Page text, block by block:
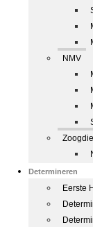
NMV
Determineren
Eerste